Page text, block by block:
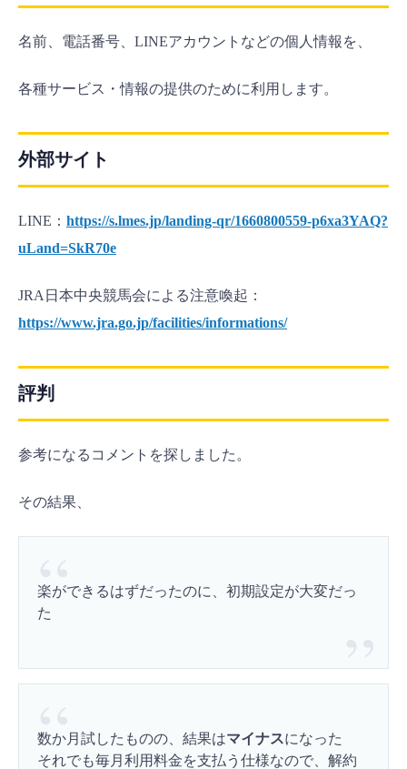
名前、電話番号、LINEアカウントなどの個人情報を、
各種サービス・情報の提供のために利用します。
外部サイト
LINE： https://s.lmes.jp/landing-qr/1660800559-p6xa3YAQ?
uLand=SkR70e
JRA日本中央競馬会による注意喚起：
https://www.jra.go.jp/facilities/informations/
評判
参考になるコメントを探しました。
その結果、
楽ができるはずだったのに、初期設定が大変だっ
た
数か月試したものの、結果はマイナスになった
それでも毎月利用料金を支払う仕様なので、解約